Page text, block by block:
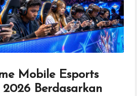
Mobile Esports
2026 Berdasarkan